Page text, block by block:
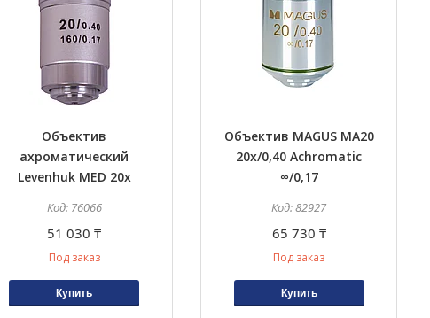
Объектив
ахроматический
Levenhuk MED 20x
76066
51 030 ₸
Под заказ
Купить
Объектив MAGUS MA20
20х/0,40 Achromatic
∞/0,17
82927
65 730 ₸
Под заказ
Купить